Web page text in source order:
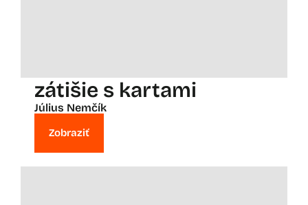
zátišie s kartami
Július Nemčík
Zobraziť